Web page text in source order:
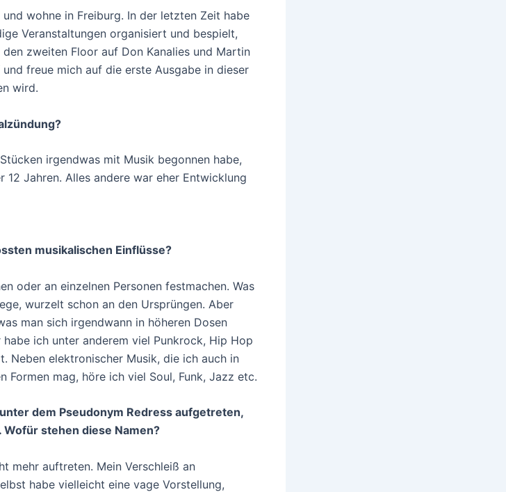
wohne in Freiburg. In der letzten Zeit habe
Veranstaltungen organisiert und bespielt,
zweiten Floor auf Don Kanalies und Martin
und freue mich auf die erste Ausgabe in dieser
wird.
irgendwas mit Musik begonnen habe,
12 Jahren. Alles andere war eher Entwicklung
musikalischen Einflüsse?
oder an einzelnen Personen festmachen. Was
wurzelt schon an den Ursprüngen. Aber
man sich irgendwann in höheren Dosen
ich unter anderem viel Punkrock, Hip Hop
Neben elektronischer Musik, die ich auch in
Formen mag, höre ich viel Soul, Funk, Jazz etc.
dem Pseudonym Redress aufgetreten,
Wofür stehen diese Namen?
mehr auftreten. Mein Verschleiß an
habe vielleicht eine vage Vorstellung,